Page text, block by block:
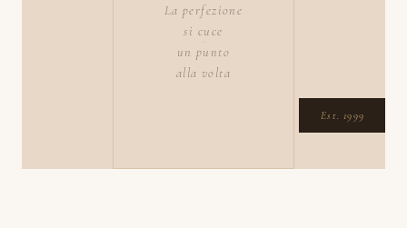
La perfezione
si cuce
un punto
alla volta
Est. 1999